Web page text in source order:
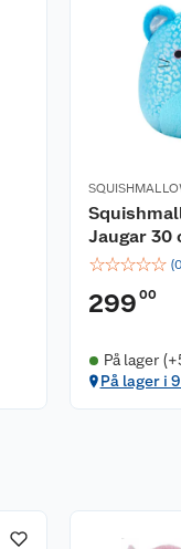
Jaugar 30
☆☆☆☆☆ (0
299 00
På lager
På lager i